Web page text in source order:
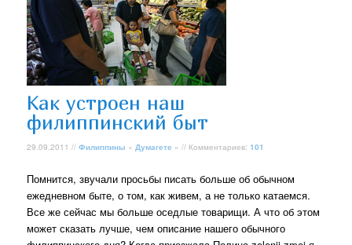
Как устроен наш
филиппинский быт
29.09.2011 //Филиппины » Думагете » // Комментариев:101
Помнится, звучали просьбы писать больше об обычном
ежедневном быте, о том, как живем, а не только катаемся.
Все же сейчас мы больше оседлые товарищи. А что об этом
может сказать лучше, чем описание нашего обычного